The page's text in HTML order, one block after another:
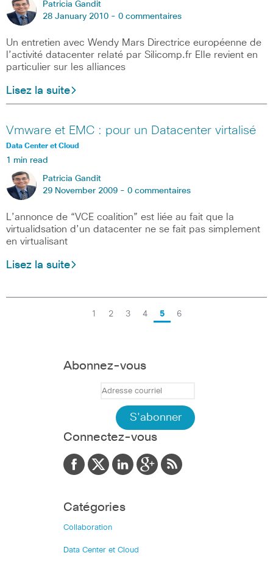
Patricia Gandit
28 January 2010 - 0 commentaires
Un entretien avec Wendy Mars Directrice européenne de
l’activité datacenter relaté par Silicomp.fr Elle revient en
particulier sur les alliances
Lisez la suite
Vmware et EMC : pour un Datacenter virtalisé
Data Center et Cloud
1 min read
Patricia Gandit
29 November 2009 - 0 commentaires
L’annonce de “VCE coalition” est liée au fait que la
virtualidsation d’un datacenter ne se fait pas simplement
en virtualisant
Lisez la suite
1 2 3 4 5 6
Abonnez-vous
Connectez-vous
Catégories
Collaboration
Data Center et Cloud